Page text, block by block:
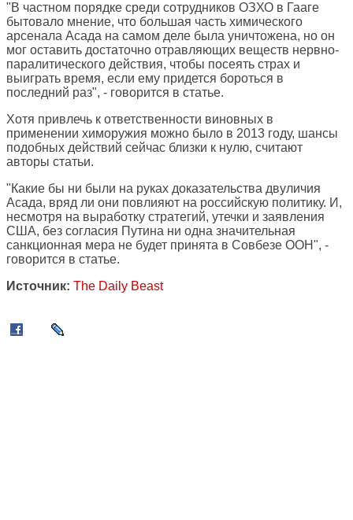
"В частном порядке среди сотрудников ОЗХО в Гааге
бытовало мнение, что большая часть химического
арсенала Асада на самом деле была уничтожена, но он
мог оставить достаточно отравляющих веществ нервно-
паралитического действия, чтобы посеять страх и
выиграть время, если ему придется бороться в
последний раз", - говорится в статье.
Хотя привлечь к ответственности виновных в
применении химоружия можно было в 2013 году, шансы
подобных действий сейчас близки к нулю, считают
авторы статьи.
"Какие бы ни были на руках доказательства двуличия
Асада, вряд ли они повлияют на российскую политику. И,
несмотря на выработку стратегий, утечки и заявления
США, без согласия Путина ни одна значительная
санкционная мера не будет принята в Совбезе ООН", -
говорится в статье.
Источник: The Daily Beast